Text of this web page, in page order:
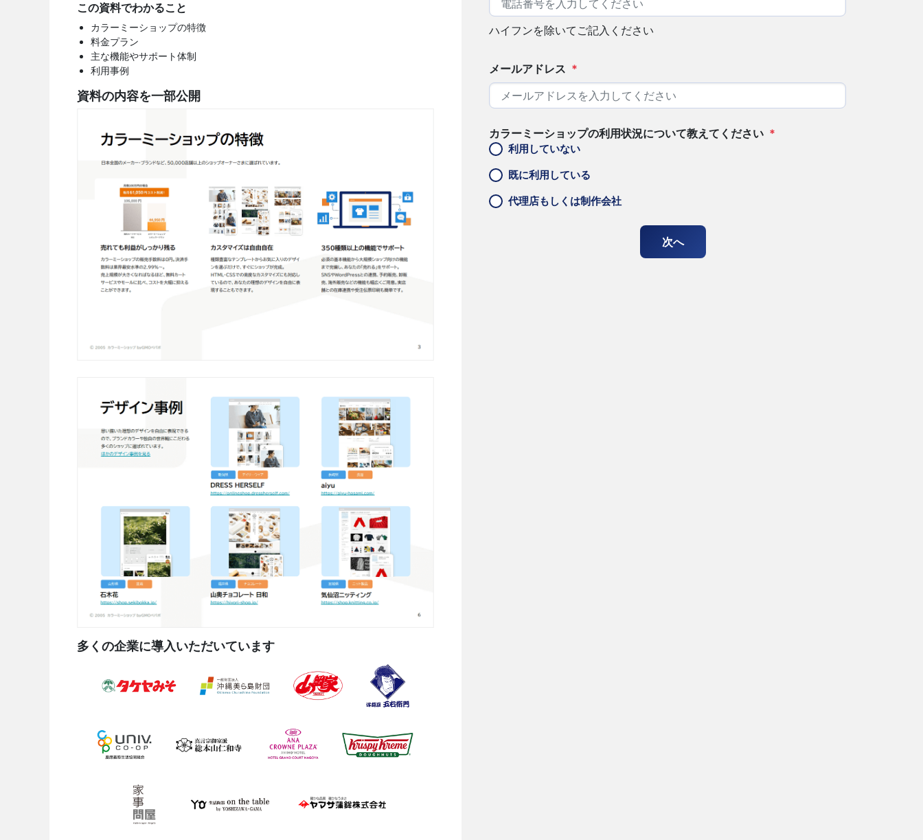
この資料でわかること
カラーミーショップの特徴
料金プラン
主な機能やサポート体制
利用事例
資料の内容を一部公開
多くの企業に導入いただいています
ハイフンを除いてご記入ください
メールアドレス *
カラーミーショップの利用状況について教えてください *
利用していない
既に利用している
代理店もしくは制作会社